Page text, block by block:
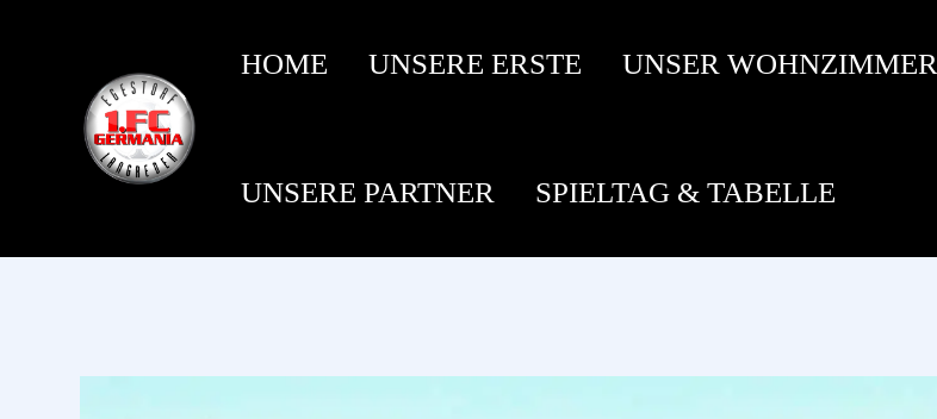
HOME UNSERE ERSTE UNSER WOHNZIMMER
UNSERE PARTNER SPIELTAG & TABELLE